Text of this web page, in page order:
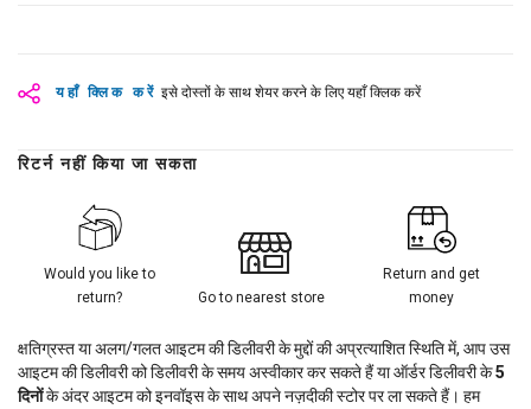
यहाँ क्लिक करें इसे दोस्तों के साथ शेयर करने के लिए यहाँ क्लिक करें
रिटर्न नहीं किया जा सकता
Would you like to
return?
Go to nearest store
Return and get
money
क्षतिग्रस्त या अलग/गलत आइटम की डिलीवरी के मुद्दों की अप्रत्याशित स्थिति में, आप उस
आइटम की डिलीवरी को डिलीवरी के समय अस्वीकार कर सकते हैं या ऑर्डर डिलीवरी के5
दिनोंके अंदर आइटम को इनवॉइस के साथ अपने नज़दीकी स्टोर पर ला सकते हैं। हम